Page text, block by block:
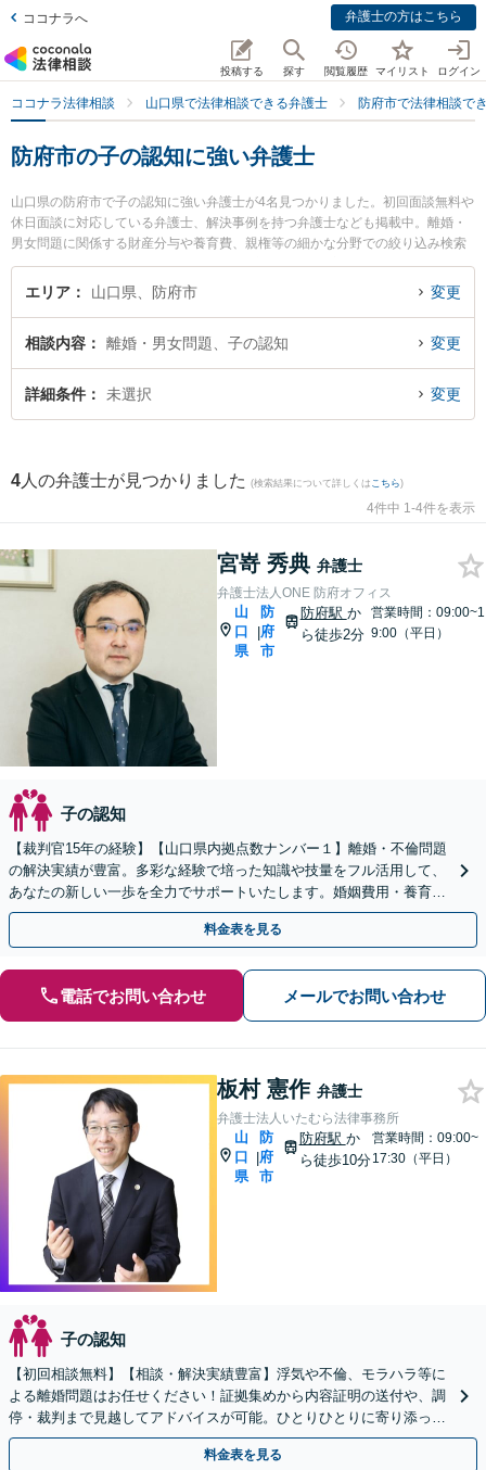
ココナラへ 弁護士の方はこちら
投稿する 探す 閲覧履歴 マイリスト ログイン
ココナラ法律相談 山口県で法律相談できる弁護士 防府市で法律相談で
防府市の子の認知に強い弁護士
山口県の防府市で子の認知に強い弁護士が4名見つかりました。初回面談無料や
休日面談に対応している弁護士、解決事例を持つ弁護士なども掲載中。離婚・
男女問題に関係する財産分与や養育費、親権等の細かな分野での絞り込み検索
もでき便利です。特に弁護士法人ONE 防府オフィスの宮嵜 秀典弁護士や弁護士
法人いたむら法律事務所の板村 憲作弁護士、弁護士法人いたむら法律事務所の
相談したい』『子の認知のトラブル解決の実績豊富な近くの弁護士を検索した
い』『初回相談無料で子の認知を法律相談できる防府市内の弁護士に相談予約
したい』などでお困りの相談者さんにおすすめです。
エリア 山口県、防府市 変更
相談内容 離婚・男女問題、子の認知 変更
詳細条件 未選択 変更
4 人の弁護士が見つかりました (検索結果について詳しくは こちら)
4件中 1-4件を表示
宮嵜 秀典 弁護士
弁護士法人ONE 防府オフィス
山
口
県
|
防
府
市
防府駅 か
ら徒歩2分
営業時間：09:00~1
9:00（平日）
子の認知
【裁判官15年の経験】【山口県内拠点数ナンバー１】離婚・不倫問題
の解決実績が豊富。多彩な経験で培った知識や技量をフル活用して、
あなたの新しい一歩を全力でサポートいたします。婚姻費用・養育費
／不貞の慰謝料請求／親権／財産分与【夜間対応】
料金表を見る
電話でお問い合わせ メールでお問い合わせ
板村 憲作 弁護士
弁護士法人いたむら法律事務所
山
口
県
|
防
府
市
防府駅 か
ら徒歩10分
営業時間：09:00~
17:30（平日）
子の認知
【初回相談無料】【相談・解決実績豊富】浮気や不倫、モラハラ等に
よる離婚問題はお任せください！証拠集めから内容証明の送付や、調
停・裁判まで見越してアドバイスが可能。ひとりひとりに寄り添って
丁寧な対応を心掛けております。
料金表を見る